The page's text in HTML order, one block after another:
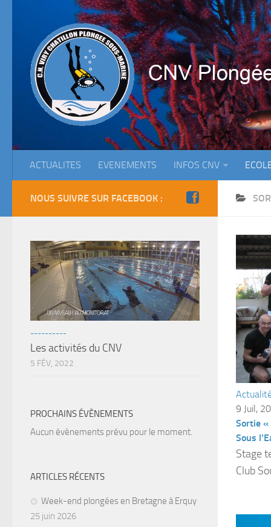
ACTUALITES EVENEMENTS INFOS CNV
9 Juil,
Sortie «
Sous
Stage
Club
NOUS SUIVRE SUR FACEBOOK :
----------
Les activités du CNV
5 FÉV, 2022
PROCHAINS ÉVÈNEMENTS
Aucun évènements prévu pour le moment.
ARTICLES RÉCENTS
Week-end plongées en Bretagne à Erquy
25 juin 2026